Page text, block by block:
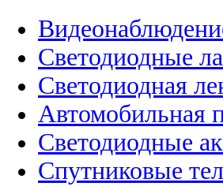
Светодиодные
Светодиодная
Автомобильная
Светодиодные
Спутниковые